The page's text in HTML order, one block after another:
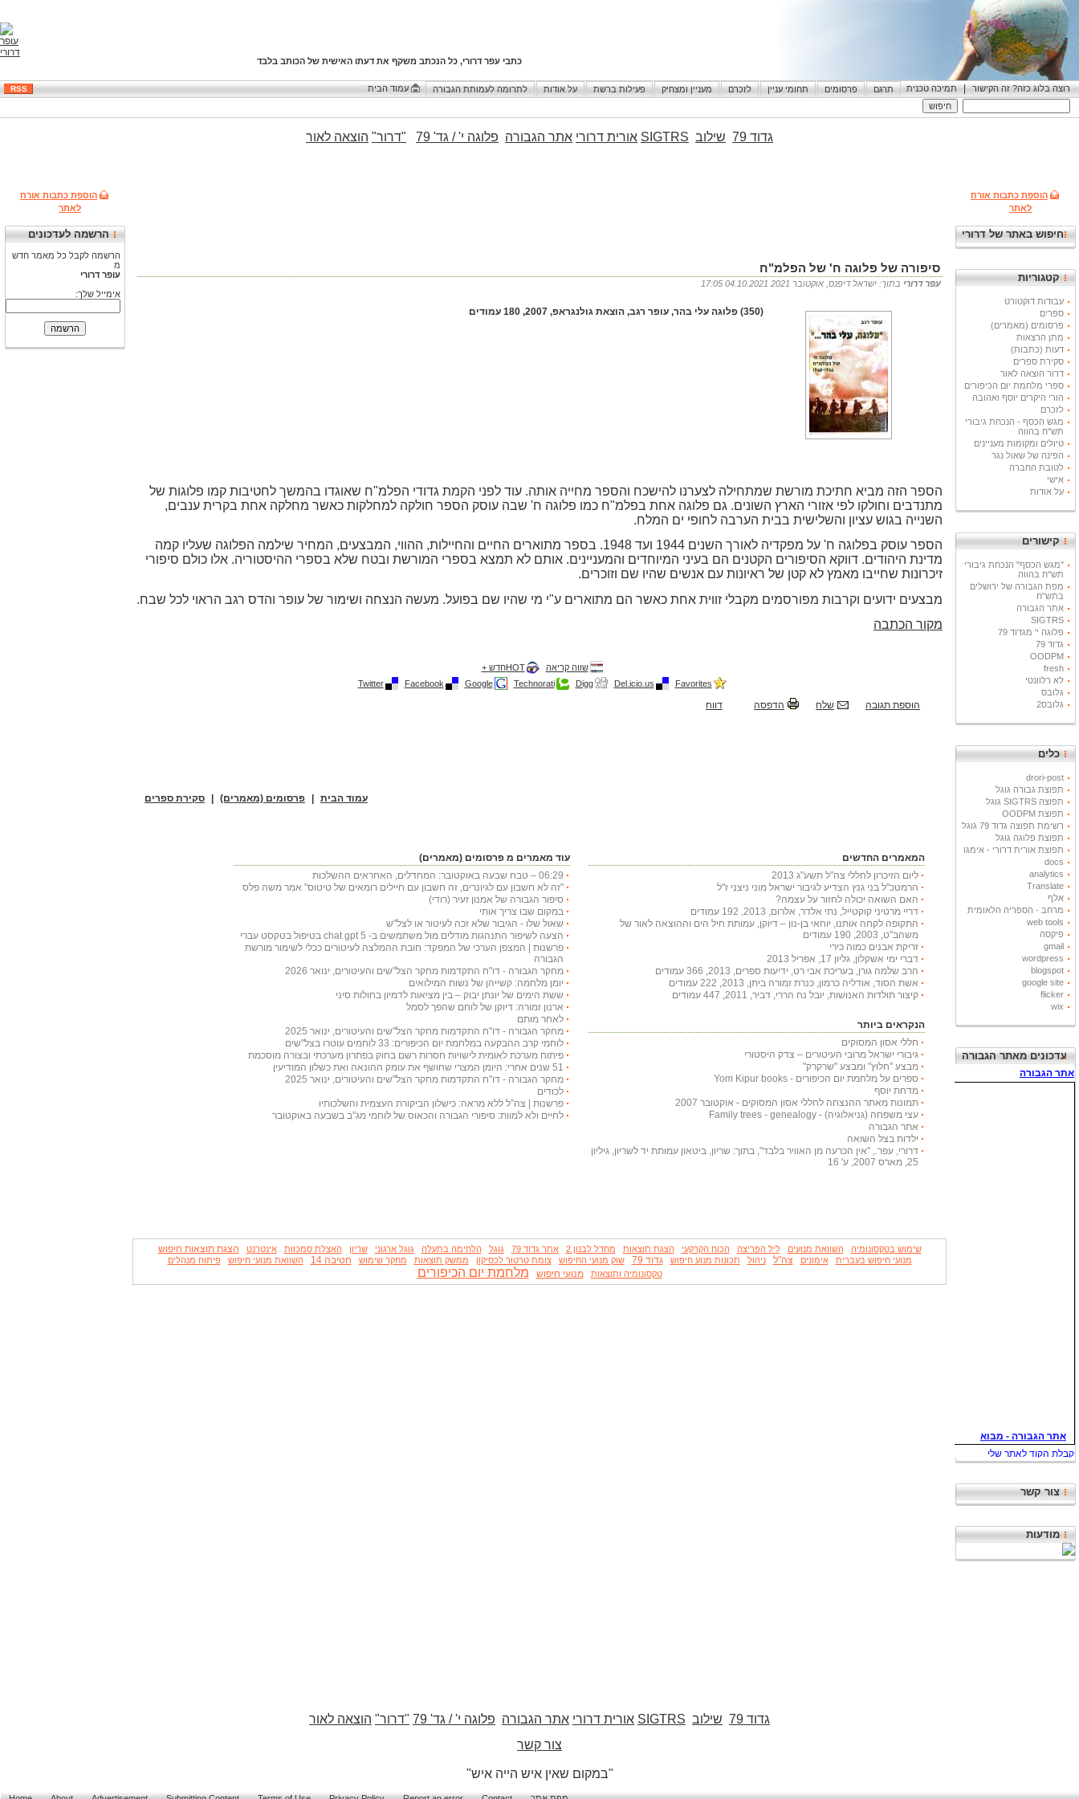
כתבי עפר דרורי, כל הנכתב משקף את דעתו האישית של הכותב בלבד
RSS רוצה בלוג כזה? זה הקישור | תמיכה טכנית תרגם פרסומים תחומי עניין לזכרם מעניין ומצחיק פעילות ברשת על אודות לתרומה לעמותת הגבורה עמוד הבית
הוספת כתבות אורח
לאתר
הרשמה לעדכונים
הרשמה לקבל כל מאמר חדש
מ
עופר דרורי
אימייל שלך:
הוספת כתבות אורח
לאתר
חיפוש באתר של דרורי
קטגוריות
עבודות דוקטורט
ספרים
פרסומים (מאמרים)
מתן הרצאות
דעות (כתבות)
סקירת ספרים
דרור הוצאה לאור
ספרי מלחמת יום הכיפורים
הורי היקרים יוסף ואהובה
לזכרם
מגש הכסף - הנכחת גיבורי
תש"ח בהווה
טיולים ומקומות מעניינים
הפינה של שאול נגר
לטובת החברה
אישי
על אודות
קישורים
"מגש הכסף" הנכחת גיבורי
תש"ח בהווה
מפת הגבורה של ירושלים
בתש"ח
אתר הגבורה
SIGTRS
פלוגה י' מגדוד 79
גדוד 79
OODPM
fresh
לא רלוונטי
גלובס
גלובס2
כלים
drori-post
תפוצת גבורה גוגל
תפוצה SIGTRS גוגל
תפוצת OODPM
רשימת תפוצה גדוד 79 גוגל
תפוצת פלוגה גוגל
תפוצת אורית דרורי - אימגו
docs
analytics
Translate
אלף
מרחב - הספריה הלאומית
web tools
פיקסה
gmail
wordpress
blogspot
google site
flicker
wix
עדכונים מאתר הגבורה
צור קשר
מודעות
גדוד 79 שילוב SIGTRS אורית דרורי אתר הגבורה פלוגה י' / גד' 79 "דרור" הוצאה לאור
סיפורה של פלוגה ח' של הפלמ"ח
עפר דרורי בתוך: ישראל דיפנס, אוקטובר 2021 04.10.2021 17:05
(350) פלוגה עלי בהר, עופר רגב, הוצאת גולנגראפ, 2007, 180 עמודים
הספר הזה מביא חתיכת מורשת שמתחילה לצערנו להישכח והספר מחייה אותה. עוד לפני הקמת גדודי הפלמ"ח שאוגדו בהמשך לחטיבות קמו פלוגות של
מתנדבים וחולקו לפי אזורי הארץ השונים. גם פלוגה אחת בפלמ"ח כמו פלוגה ח' שבה עוסק הספר חולקה למחלקות כאשר מחלקה אחת בקרית ענבים,
השנייה בגוש עציון והשלישית בבית הערבה לחופי ים המלח.
הספר עוסק בפלוגה ח' על מפקדיה לאורך השנים 1944 ועד 1948. בספר מתוארים החיים והחיילות, ההווי, המבצעים, המחיר שילמה הפלוגה שעליו קמה
מדינת היהודים. דווקא הסיפורים הקטנים הם בעיני המיוחדים והמעניינים. אותם לא תמצא בספרי המורשת ובטח שלא בספרי ההיסטוריה. אלו כולם סיפורי
זיכרונות שחייבו מאמץ לא קטן של ראיונות עם אנשים שהיו שם וזוכרים.
מבצעים ידועים וקרבות מפורסמים מקבלי זווית אחת כאשר הם מתוארים ע"י מי שהיו שם בפועל. מעשה הנצחה ושימור של עופר והדס רגב הראוי לכל שבח.
מקור הכתבה
שווה קריאה
HOTחדש +
Favorites
Del.icio.us
Digg
Technorati
Google
Facebook
Twitter
הוספת תגובה שלח הדפסה דווח
עמוד הבית פרסומים (מאמרים) סקירת ספרים
המאמרים החדשים
ליום הזיכרון לחללי צה"ל תשע"ג 2013
הרמטכ"ל בני גנץ הצדיע לגיבור ישראל מוני ניצני ז"ל
האם השואה יכולה לחזור על עצמה?
דריי מרטיני קוקטייל, נתי אלדר, אלרום, 2013, 192 עמודים
התקופה לקחה אותנו, יוחאי בן-נון – דיוקן, עמותת חיל הים וההוצאה לאור של
משהב"ט, 2003, 190 עמודים
זריקת אבנים כמוה כירי
דברי ימי אשקלון, גליון 17, אפריל 2013
הרב שלמה גורן, בעריכת אבי רט, ידיעות ספרים, 2013, 366 עמודים
אשת הסוד, אודליה כרמון, כנרת זמורה ביתן, 2013, 222 עמודים
קיצור תולדות האנושות, יובל נח הררי, דביר, 2011, 447 עמודים
הנקראים ביותר
חללי אסון המסוקים
גיבורי ישראל מרובי העיטורים – צדק היסטורי
מבצע "חלוץ" ומבצע "שרקרק"
ספרים על מלחמת יום הכיפורים - Yom Kipur books
מדחת יוסף
תמונות מאתר ההנצחה לחללי אסון המסוקים - אוקטובר 2007
עצי משפחה (גניאלוגיה) - Family trees - genealogy
אתר הגבורה
ילדות בצל השואה
דרורי, עפר., "אין הכרעה מן האוויר בלבד", בתוך: שריון, ביטאון עמותת יד לשריון, גיליון
25, מארס 2007, ע' 16
עוד מאמרים מ פרסומים (מאמרים)
06:29 – טבח שבעה באוקטובר: המחדלים, האחראים ההשלכות
"זה לא חשבון עם לגיונרים, זה חשבון עם חיילים רומאים של טיטוס" אמר משה פלס
סיפור הגבורה של אמנון זעיר (רודי)
במקום שבו צריך אותי
שאול שלו - הגיבור שלא זכה לעיטור או לצל"ש
הצעה לשיפור התנהגות מודלים מול משתמשים ב- chat gpt 5 בטיפול בטקסט עברי
פרשנות | המצפן הערכי של המפקד: חובת ההמלצה לעיטורים ככלי לשימור מורשת
הגבורה
מחקר הגבורה - דו"ח התקדמות מחקר הצל"שים והעיטורים, ינואר 2026
יומן מלחמה: קשייהן של נשות המילואים
ששת הימים של יונתן יבוק – בין מציאות לדמיון בחולות סיני
ארנון זמורה: דיוקן של לוחם שהפך לסמל
לאחר מותם
מחקר הגבורה - דו"ח התקדמות מחקר הצל"שים והעיטורים, ינואר 2025
לוחמי קרב ההבקעה במלחמת יום הכיפורים: 33 לוחמים עוטרו בצל"שים
פיתוח מערכת לאומית לישויות חסרות רשם בחוק בפתרון מערכתי ובצורה מוסכמת
51 שנים אחרי: היומן המצרי שחושף את עומק ההונאה ואת כשלון המודיעין
מחקר הגבורה - דו"ח התקדמות מחקר הצל"שים והעיטורים, ינואר 2025
לכודים
פרשנות | צה”ל ללא מראה: כישלון הביקורת העצמית והשלכותיו
לחיים ולא למוות: סיפורי הגבורה והכאוס של לוחמי מג”ב בשבעה באוקטובר
שימוש בטקסונומיה השוואת מנועים ליל הפריצה הכוח הקרקעי הצגת תוצאות מחדל לבנון 2 אתר גדוד 79 גוגל הלחימה בתעלה גוגל ארגוני שריון האצלת סמכוות אינטרנט הצגת תוצאות חיפוש
מנועי חיפוש בעברית אימונים צה"ל ניהול תכונות מנוע חיפוש גדוד 79 שוק מנועי החיפוש צומת טרטור לכסיקון ממשק תוצאות מחקר שימוש חטיבה 14 השוואת מנועי חיפוש
פיתוח מנהלים
טקסונומיה ותוצאות
מנועי חיפוש מלחמת יום הכיפורים
גדוד 79 שילוב SIGTRS אורית דרורי אתר הגבורה פלוגה י' / גד' 79 "דרור" הוצאה לאור
צור קשר
"במקום שאין איש הייה איש"